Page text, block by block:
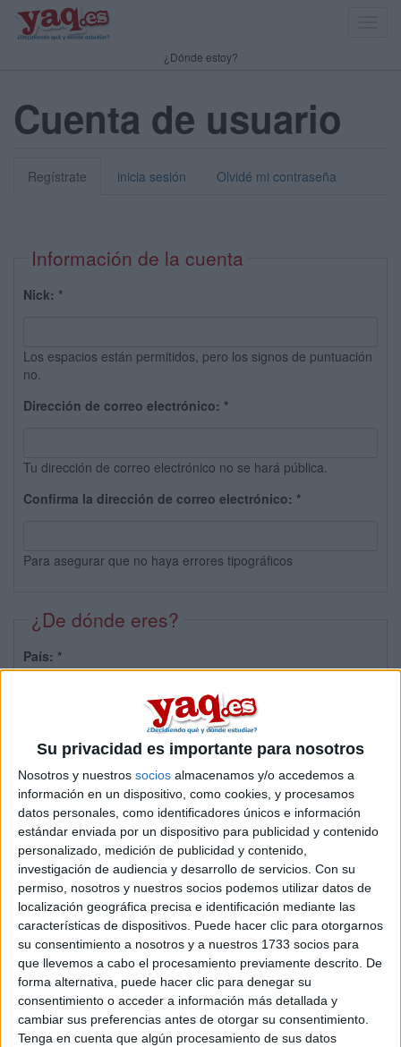
Su privacidad es importante para nosotros
Nosotros y nuestros socios almacenamos y/o accedemos a
información en un dispositivo, como cookies, y procesamos
datos personales, como identificadores únicos e información
estándar enviada por un dispositivo para publicidad y contenido
personalizado, medición de publicidad y contenido,
investigación de audiencia y desarrollo de servicios. Con su
permiso, nosotros y nuestros socios podemos utilizar datos de
localización geográfica precisa e identificación mediante las
características de dispositivos. Puede hacer clic para otorgarnos
su consentimiento a nosotros y a nuestros 1733 socios para
que llevemos a cabo el procesamiento previamente descrito. De
forma alternativa, puede hacer clic para denegar su
consentimiento o acceder a información más detallada y
cambiar sus preferencias antes de otorgar su consentimiento.
Tenga en cuenta que algún procesamiento de sus datos
¿Dónde estoy?
Cuenta de usuario
Regístrate inicia sesión Olvidé mi contraseña
Información de la cuenta
Nick: *
Los espacios están permitidos, pero los signos de puntuación
no.
Dirección de correo electrónico: *
Tu dirección de correo electrónico no se hará pública.
Confirma la dirección de correo electrónico: *
Para asegurar que no haya errores tipográficos
¿De dónde eres?
País: *
Sobre ti
Soy:*
Chico
Chica
¿En qué año terminas (o terminaste) bachillerato o FP?
Soy estudiante de:*